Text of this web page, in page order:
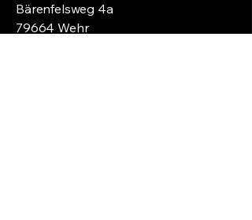
Bärenfelsweg 4a
79664 Wehr